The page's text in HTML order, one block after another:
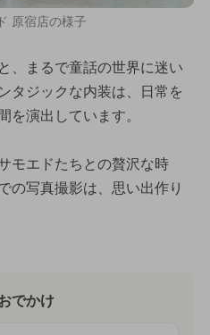
原宿店の様子
、まるで童話の世界に迷い
タジックな内装は、日常を
を演出しています。
モエドたちとの贅沢な時
の写真撮影は、思い出作り
でかけ